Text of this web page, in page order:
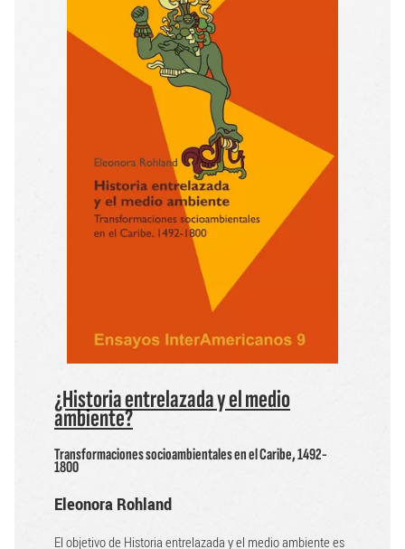
¿Historia entrelazada y el medio
ambiente?
Transformaciones socioambientales en el Caribe, 1492-
1800
Eleonora Rohland
El objetivo de Historia entrelazada y el medio ambiente es